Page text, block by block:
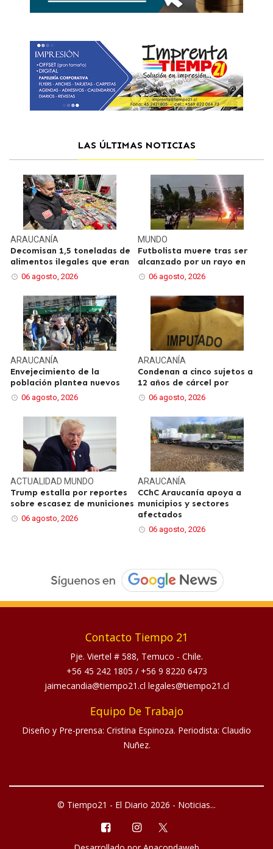
LAS ÚLTIMAS NOTICIAS
ARAUCANÍA
Decomisan 1,5 toneladas de
alimentos ilegales que eran
06 agosto, 2026
MUNDO
Futbolista muere tras ser
alcanzado por un rayo en
06 agosto, 2026
ARAUCANÍA
Envejecimiento de la
población plantea nuevos
06 agosto, 2026
ARAUCANÍA
Condenan a cinco sujetos a
12 años de cárcel por
06 agosto, 2026
ACTUALIDAD MUNDO
Trump estalla por reportes
sobre escasez de municiones
06 agosto, 2026
ARAUCANÍA
CChC Araucanía apoya a
municipios y sectores
afectados
06 agosto, 2026
Contacto Tiempo 21
Pje. Viertel # 588, Temuco - Chile.
+56 45 242 1805 / +56 9 8220 6473
jaimecandia@tiempo21.cl legales@tiempo21.cl
Equipo De Trabajo
Diseño y Pre-prensa: Cristina Espinoza. Periodista: Claudio
Nuñez.
© Tiempo21 - El Diario 2026 - Noticias...